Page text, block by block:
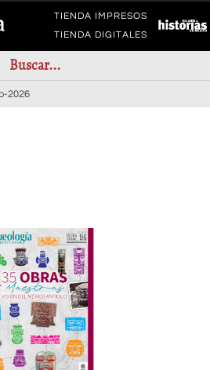
TIENDA IMPRESOS
TIENDA DIGITALES
2026